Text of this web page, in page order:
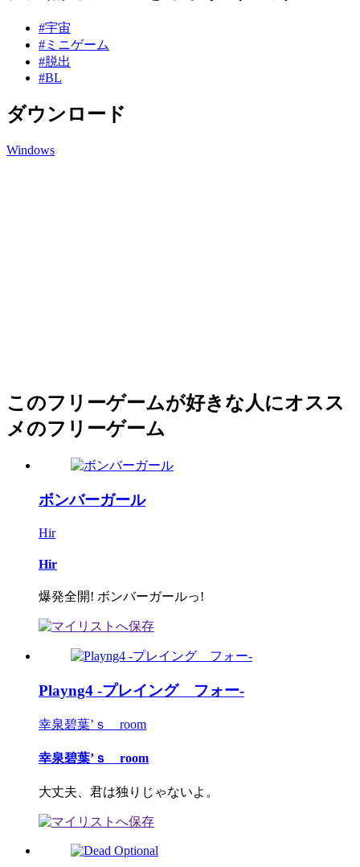
#宇宙
#ミニゲーム
#脱出
#BL
ダウンロード
Windows
このフリーゲームが好きな人にオスス
メのフリーゲーム
ボンバーガール
Hir
Hir
爆発全開! ボンバーガールっ!
Playng4 -プレイング フォー-
幸泉碧葉’ｓ room
幸泉碧葉’ｓ room
大丈夫、君は独りじゃないよ。